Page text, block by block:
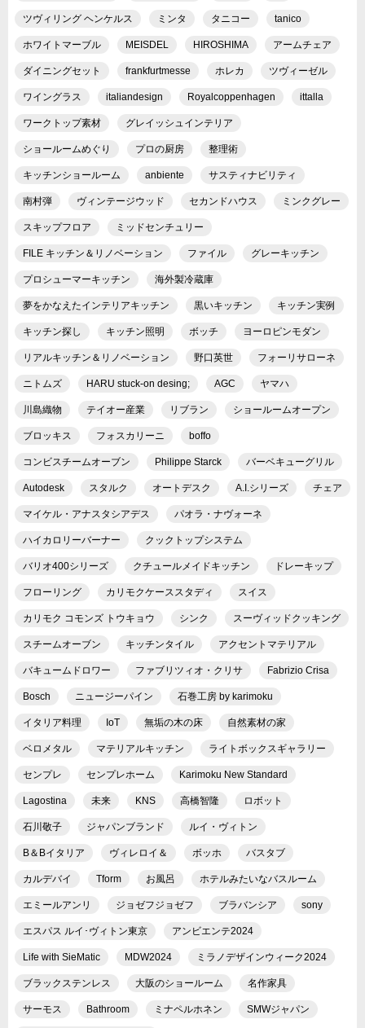
ツヴィリング ヘンケルス ミンタ タニコー tanico
ホワイトマーブル MEISDEL HIROSHIMA アームチェア
ダイニングセット frankfurtmesse ホレカ ツヴィーゼル
ワイングラス italiandesign Royalcoppenhagen ittalla
ワークトップ素材 グレイッシュインテリア
ショールームめぐり プロの厨房 整理術
キッチンショールーム anbiente サスティナビリティ
南村弾 ヴィンテージウッド セカンドハウス ミンクグレー
スキップフロア ミッドセンチュリー
FILE キッチン＆リノベーション ファイル グレーキッチン
プロシューマーキッチン 海外製冷蔵庫
夢をかなえたインテリアキッチン 黒いキッチン キッチン実例
キッチン探し キッチン照明 ボッチ ヨーロピンモダン
リアルキッチン＆リノベーション 野口英世 フォーリサローネ
ニトムズ HARU stuck-on desing; AGC ヤマハ
川島織物 テイオー産業 リブラン ショールームオープン
ブロッキス フォスカリーニ boffo
コンビスチームオーブン Philippe Starck バーベキューグリル
Autodesk スタルク オートデスク A.I.シリーズ チェア
マイケル・アナスタシアデス パオラ・ナヴォーネ
ハイカロリーバーナー クックトップシステム
バリオ400シリーズ クチュールメイドキッチン ドレーキップ
フローリング カリモクケーススタディ スイス
カリモク コモンズ トウキョウ シンク スーヴィッドクッキング
スチームオーブン キッチンタイル アクセントマテリアル
バキュームドロワー ファブリツィオ・クリサ Fabrizio Crisa
Bosch ニュージーパイン 石巻工房 by karimoku
イタリア料理 IoT 無垢の木の床 自然素材の家
ベロメタル マテリアルキッチン ライトボックスギャラリー
センプレ センプレホーム Karimoku New Standard
Lagostina 未来 KNS 高橋智隆 ロボット
石川敬子 ジャパンブランド ルイ・ヴィトン
B＆Bイタリア ヴィレロイ＆ ボッホ バスタブ
カルデバイ Tform お風呂 ホテルみたいなバスルーム
エミールアンリ ジョゼフジョゼフ ブラバンシア sony
エスパス ルイ･ヴィトン東京 アンビエンテ2024
Life with SieMatic MDW2024 ミラノデザインウィーク2024
ブラックステンレス 大阪のショールーム 名作家具
サーモス Bathroom ミナペルホネン SMWジャパン